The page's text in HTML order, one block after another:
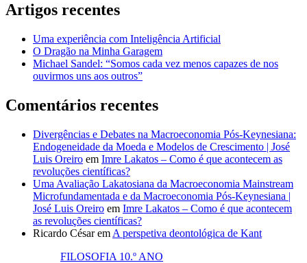
Artigos recentes
Uma experiência com Inteligência Artificial
O Dragão na Minha Garagem
Michael Sandel: “Somos cada vez menos capazes de nos
ouvirmos uns aos outros”
Comentários recentes
Divergências e Debates na Macroeconomia Pós-Keynesiana:
Endogeneidade da Moeda e Modelos de Crescimento | José
Luis Oreiro em Imre Lakatos – Como é que acontecem as
revoluções científicas?
Uma Avaliação Lakatosiana da Macroeconomia Mainstream
Microfundamentada e da Macroeconomia Pós-Keynesiana |
José Luis Oreiro em Imre Lakatos – Como é que acontecem
as revoluções científicas?
Ricardo Césarem A perspetiva deontológica de Kant
FILOSOFIA 10.º ANO